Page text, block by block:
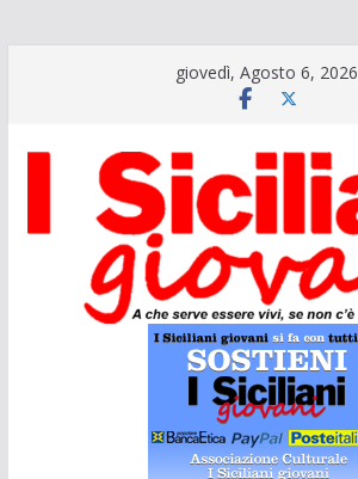
giovedì, Agosto 6, 2026